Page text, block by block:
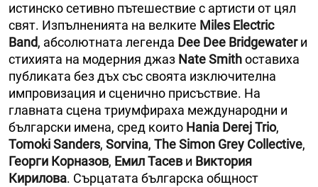
истинско сетивно пътешествие с артисти от цял
свят. Изпълненията на велките Miles Electric
Band, абсолютната легенда Dee Dee Bridgewaterи
стихията на модерния джаз Nate Smithоставиха
публиката без дъх със своята изключителна
импровизация и сценично присъствие. На
главната сцена триумфираха международни и
български имена, сред които Hania Derej Trio,
Tomoki Sanders, Sorvina, The Simon Grey Collective,
Георги Корназов, Емил Тасев и Виктория
Кирилова. Сърцатата българска общност